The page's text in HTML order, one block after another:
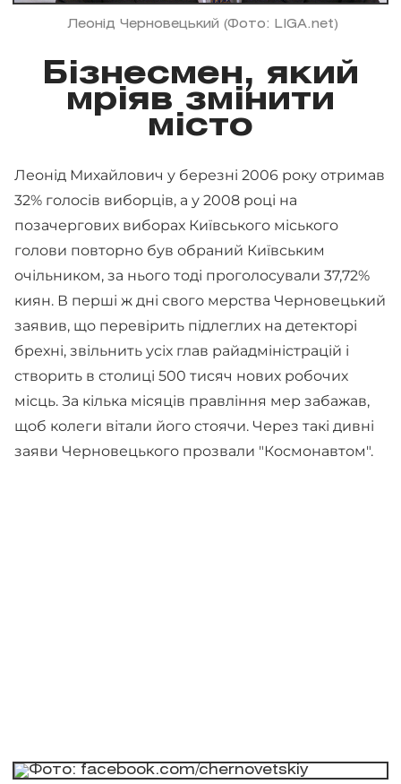
Леонід Черновецький (Фото: LIGA.net)
Бізнесмен, який
мріяв змінити
місто
Леонід Михайлович у березні 2006 року отримав
32% голосів виборців, а у 2008 році на
позачергових виборах Київського міського
голови повторно був обраний Київським
очільником, за нього тоді проголосували 37,72%
киян. В перші ж дні свого мерства Черновецький
заявив, що перевірить підлеглих на детекторі
брехні, звільнить усіх глав райадміністрацій і
створить в столиці 500 тисяч нових робочих
місць. За кілька місяців правління мер забажав,
щоб колеги вітали його стоячи. Через такі дивні
заяви Черновецького прозвали "Космонавтом".